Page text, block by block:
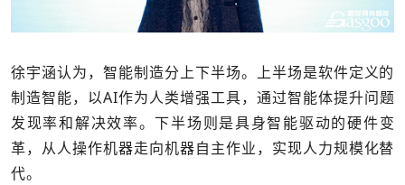
徐宇涵认为，智能制造分上下半场。上半场是软件定义的
制造智能，以AI作为人类增强工具，通过智能体提升问题
发现率和解决效率。下半场则是具身智能驱动的硬件变
革，从人操作机器走向机器自主作业，实现人力规模化替
代。